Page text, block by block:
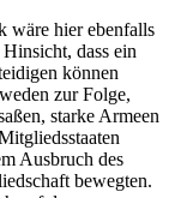
wäre hier ebenfalls
dass ein
können
zur Folge,
starke Armeen
Ausbruch des
bewegten.